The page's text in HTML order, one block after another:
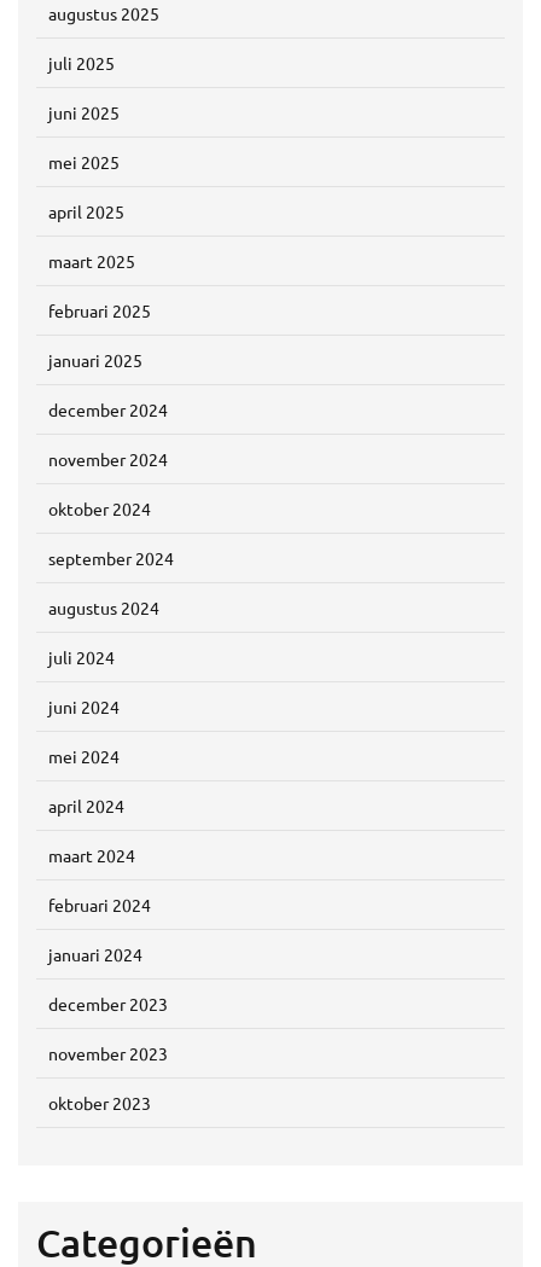
augustus 2025
juli 2025
juni 2025
mei 2025
april 2025
maart 2025
februari 2025
januari 2025
december 2024
november 2024
oktober 2024
september 2024
augustus 2024
juli 2024
juni 2024
mei 2024
april 2024
maart 2024
februari 2024
januari 2024
december 2023
november 2023
oktober 2023
Categorieën